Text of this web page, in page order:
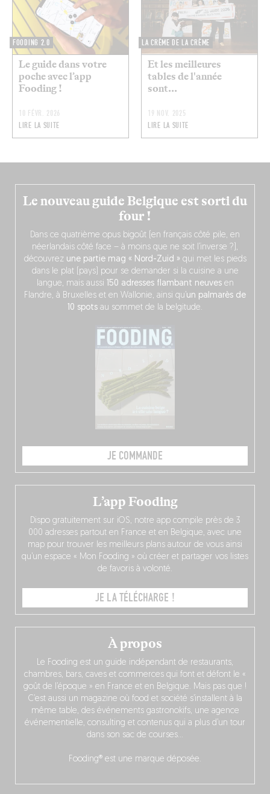
FOODING 2.0
Le guide dans votre
poche avec l’app
Fooding !
10 FÉVR. 2026
LIRE LA SUITE
LA CRÈME DE LA CRÈME
Et les meilleures
tables de l'année
sont...
19 NOV. 2025
LIRE LA SUITE
Le nouveau guide Belgique est sorti du
four !
Dans ce quatrième opus bigoût (en français côté pile, en
néerlandais côté face – à moins que ne soit l’inverse ?),
découvrez une partie mag « Nord-Zuid » qui met les pieds
dans le plat (pays) pour se demander si la cuisine a une
langue, mais aussi 150 adresses flambant neuvesen
Flandre, à Bruxelles et en Wallonie, ainsi qu’un palmarès de
10 spots au sommet de la belgitude.
JE COMMANDE
À propos
Le Fooding est un guide indépendant de restaurants,
chambres, bars, caves et commerces qui font et défont le «
goût de l’époque » en France et en Belgique. Mais pas que !
C’est aussi un magazine où food et société s’installent à la
même table, des événements gastronokifs, une agence
événementielle, consulting et contenus qui a plus d’un tour
dans son sac de courses…
Fooding® est une marque déposée.
L’app Fooding
Dispo gratuitement sur iOS, notre app compile près de 3
000 adresses partout en France et en Belgique, avec une
map pour trouver les meilleurs plans autour de vous ainsi
qu’un espace « Mon Fooding » où créer et partager vos listes
de favoris à volonté.
JE LA TÉLÉCHARGE !